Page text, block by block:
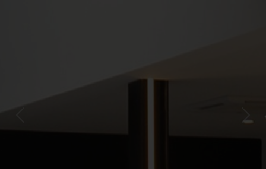
Next